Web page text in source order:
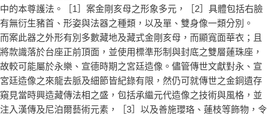
中的本尊護法。［1］案金剛亥母之形象多元，［2］具體包括右臉
有無衍生豬首、形姿與法器之種類，以及單、雙身像一類分別。
而案此器之外形有別多數藏地及藏式金剛亥母，而顯寬面華衣；且
將款識落於台座正前頂面，並使用標準形制與封底之雙層蓮珠座，
故較可能屬於永樂、宣德時期之宮廷造像。儘管傳世文獻對永、宣
宮廷造像之來龍去脈及細節皆紀錄有限，然仍可就傳世之金銅遺存
窺見當時興造藏傳法相之盛，包括承繼元代造像之技術與風格，並
注入漢傳及尼泊爾藝術元素，［3］以及善施瓔珞、蓮枝等飾物，令